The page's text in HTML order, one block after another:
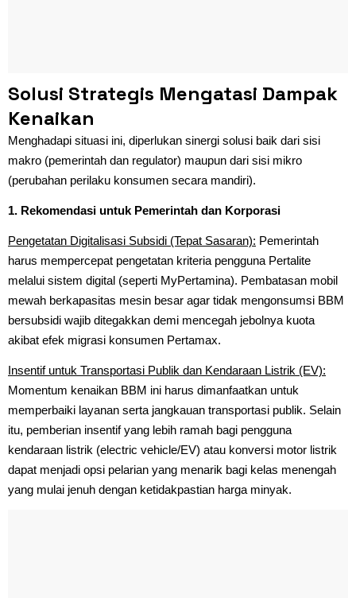
Solusi Strategis Mengatasi Dampak
Kenaikan
Menghadapi situasi ini, diperlukan sinergi solusi baik dari sisi
makro (pemerintah dan regulator) maupun dari sisi mikro
(perubahan perilaku konsumen secara mandiri).
1. Rekomendasi untuk Pemerintah dan Korporasi
Pengetatan Digitalisasi Subsidi (Tepat Sasaran): Pemerintah
harus mempercepat pengetatan kriteria pengguna Pertalite
melalui sistem digital (seperti MyPertamina). Pembatasan mobil
mewah berkapasitas mesin besar agar tidak mengonsumsi BBM
bersubsidi wajib ditegakkan demi mencegah jebolnya kuota
akibat efek migrasi konsumen Pertamax.
Insentif untuk Transportasi Publik dan Kendaraan Listrik (EV):
Momentum kenaikan BBM ini harus dimanfaatkan untuk
memperbaiki layanan serta jangkauan transportasi publik. Selain
itu, pemberian insentif yang lebih ramah bagi pengguna
kendaraan listrik (electric vehicle/EV) atau konversi motor listrik
dapat menjadi opsi pelarian yang menarik bagi kelas menengah
yang mulai jenuh dengan ketidakpastian harga minyak.